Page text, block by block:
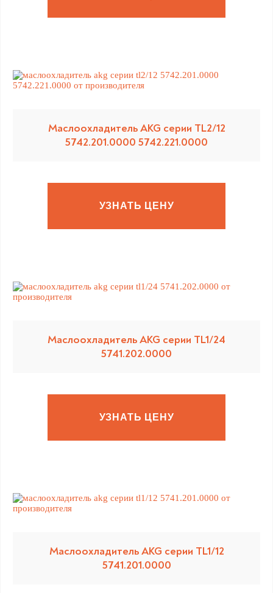
Маслоохладитель AKG серии TL2/12
5742.201.0000 5742.221.0000
УЗНАТЬ ЦЕНУ
Маслоохладитель AKG серии TL1/24
5741.202.0000
УЗНАТЬ ЦЕНУ
Маслоохладитель AKG серии TL1/12
5741.201.0000